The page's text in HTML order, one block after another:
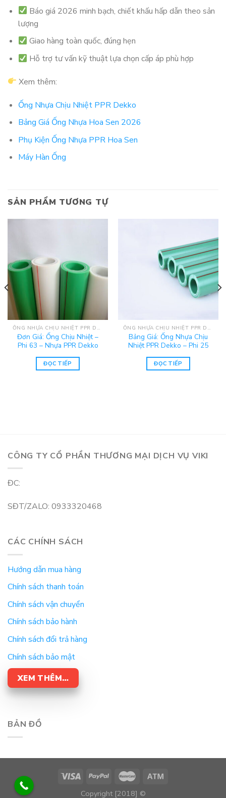
Báo giá 2026 minh bạch, chiết khấu hấp dẫn theo sản
lượng
Giao hàng toàn quốc, đúng hẹn
Hỗ trợ tư vấn kỹ thuật lựa chọn cấp áp phù hợp
Xem thêm:
Ống Nhựa Chịu Nhiệt PPR Dekko
Bảng Giá Ống Nhựa Hoa Sen 2026
Phụ Kiện Ống Nhựa PPR Hoa Sen
Máy Hàn Ống
SẢN PHẨM TƯƠNG TỰ
ỐNG NHỰA CHỊU NHIỆT PPR DEKKO
Đơn Giá: Ống Chịu Nhiệt –
Phi 63 – Nhựa PPR Dekko
ĐỌC TIẾP
ỐNG NHỰA CHỊU NHIỆT PPR DEKKO
Bảng Giá: Ống Nhựa Chịu
Nhiệt PPR Dekko – Phi 25
ĐỌC TIẾP
CÔNG TY CỔ PHẦN THƯƠNG MẠI DỊCH VỤ VIKI
ĐC:
SĐT/ZALO: 0933320468
CÁC CHÍNH SÁCH
Hướng dẫn mua hàng
Chính sách thanh toán
Chính sách vận chuyển
Chính sách bảo hành
Chính sách đổi trả hàng
Chính sách bảo mật
XEM THÊM…
BẢN ĐỒ
Copyright [2018] ©